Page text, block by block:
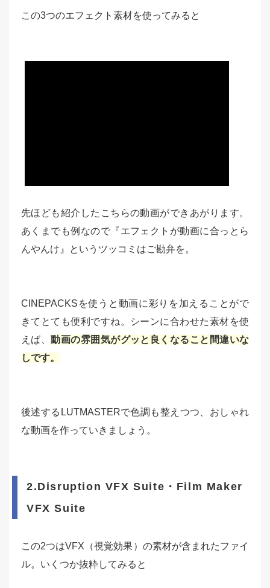
この3つのエフェクト素材を使ってみると
先ほども紹介したこちらの動画ができあがります。
あくまでも例なので『エフェクトが動画に合っとら
んやんけ』というツッコミはご勘弁を。
CINEPACKSを使うと動画に彩りを加えることがで
きてとても便利ですね。シーンに合わせた素材を使
えば、動画の雰囲気がグッと良くなること間違いな
しです。
後述するLUTMASTERで色調も整えつつ、おしゃれ
な動画を作っていきましょう。
2.Disruption VFX Suite・Film Maker
VFX Suite
この2つはVFX（視覚効果）の素材が含まれたファイ
ル。いくつか抜粋してみると